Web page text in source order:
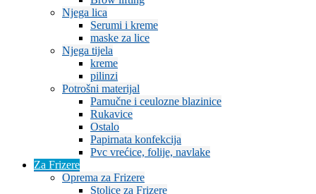
Njega lica
Serumi i kreme
maske za lice
Njega tijela
kreme
pilinzi
Potrošni materijal
Pamučne i ceulozne blazinice
Rukavice
Ostalo
Papirnata konfekcija
Pvc vrećice, folije, navlake
Za Frizere
Oprema za Frizere
Stolice za Frizere